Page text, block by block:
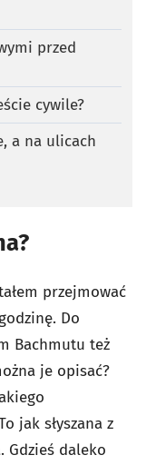
przed
cywile?
a na ulicach
przejmować
Do
Bachmutu też
je opisać?
jak słyszana z
Gdzieś daleko